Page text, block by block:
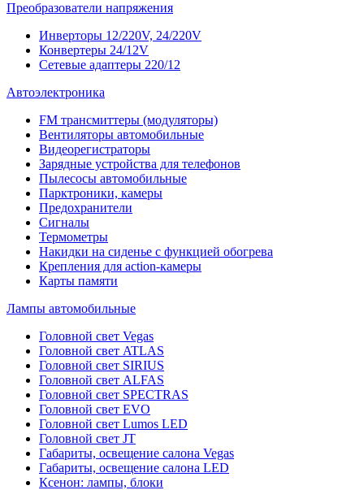
Преобразователи напряжения
Инверторы 12/220V, 24/220V
Конвертеры 24/12V
Сетевые адаптеры 220/12
Автоэлектроника
FM трансмиттеры (модуляторы)
Вентиляторы автомобильные
Видеорегистраторы
Зарядные устройства для телефонов
Пылесосы автомобильные
Парктроники, камеры
Предохранители
Сигналы
Термометры
Накидки на сиденье с функцией обогрева
Крепления для action-камеры
Карты памяти
Лампы автомобильные
Головной свет Vegas
Головной свет ATLAS
Головной свет SIRIUS
Головной свет ALFAS
Головной свет SPECTRAS
Головной свет EVO
Головной свет Lumos LED
Головной свет JT
Габариты, освещение салона Vegas
Габариты, освещение салона LED
Ксенон: лампы, блоки